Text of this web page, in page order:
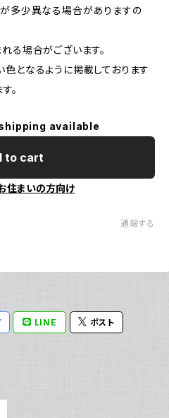
が多少異なる場合がありますの
る場合がございます。
となるように掲載しております
。
available
to cart
住まいの方向け
通報する
LINE ポスト